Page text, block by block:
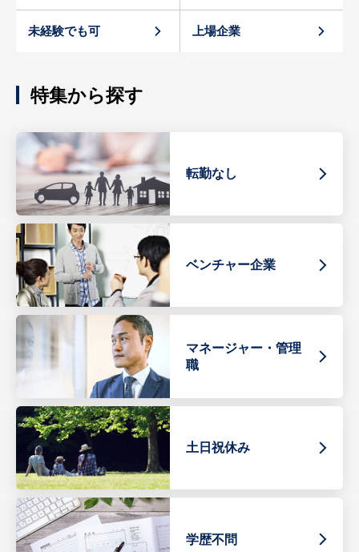
未経験でも可 上場企業
特集から探す
転勤なし
ベンチャー企業
マネージャー・管理
職
土日祝休み
学歴不問